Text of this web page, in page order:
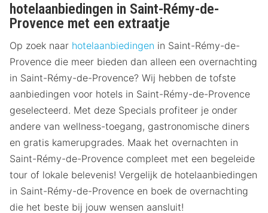
hotelaanbiedingen in Saint-Rémy-de-
Provence met een extraatje
Op zoek naar hotelaanbiedingen in Saint-Rémy-de-
Provence die meer bieden dan alleen een overnachting
in Saint-Rémy-de-Provence? Wij hebben de tofste
aanbiedingen voor hotels in Saint-Rémy-de-Provence
geselecteerd. Met deze Specials profiteer je onder
andere van wellness-toegang, gastronomische diners
en gratis kamerupgrades. Maak het overnachten in
Saint-Rémy-de-Provence compleet met een begeleide
tour of lokale belevenis! Vergelijk de hotelaanbiedingen
in Saint-Rémy-de-Provence en boek de overnachting
die het beste bij jouw wensen aansluit!